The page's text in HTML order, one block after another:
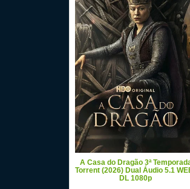
A Casa do Dragão 3ª
Torrent (2026) Dual Áudio 5.1
DL 1080p